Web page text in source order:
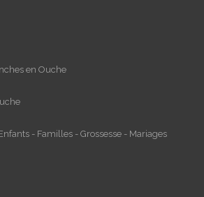
en Ouche
- Familles - Grossesse - Mariages